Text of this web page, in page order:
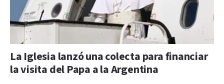
La Iglesia lanzó una colecta para financiar
la visita del Papa a la Argentina